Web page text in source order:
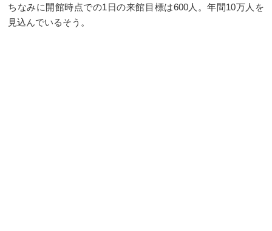
ちなみに開館時点での1日の来館目標は600人。年間10万人を
見込んでいるそう。